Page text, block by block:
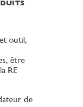
outil,
être
RE
de